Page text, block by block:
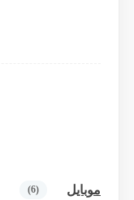
موبایل (6)